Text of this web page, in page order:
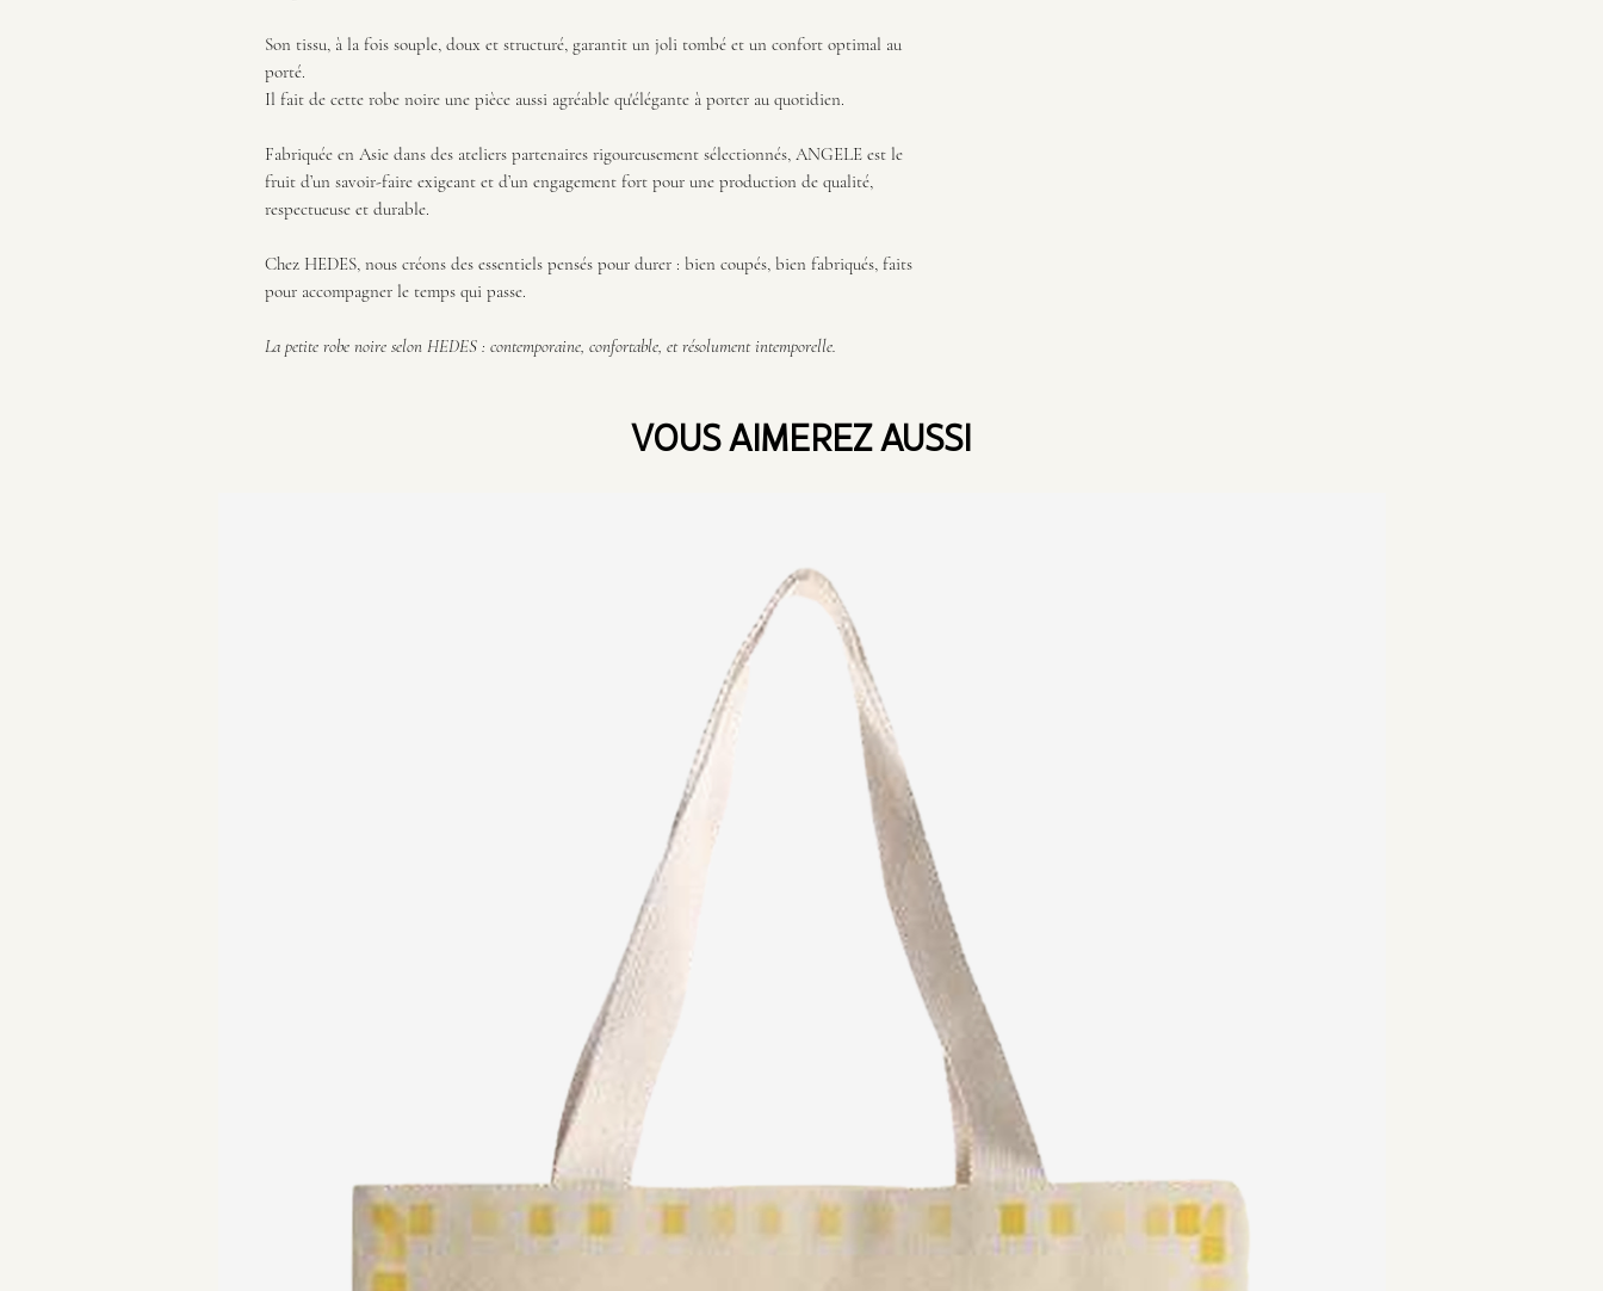
Son tissu, à la fois souple, doux et structuré, garantit un joli tombé et un confort optimal au
porté.
Il fait de cette robe noire une pièce aussi agréable qu'élégante à porter au quotidien.
Fabriquée en Asie dans des ateliers partenaires rigoureusement sélectionnés, ANGELE est le
fruit d’un savoir-faire exigeant et d’un engagement fort pour une production de qualité,
respectueuse et durable.
Chez HEDES, nous créons des essentiels pensés pour durer : bien coupés, bien fabriqués, faits
pour accompagner le temps qui passe.
La petite robe noire selon HEDES : contemporaine, confortable, et résolument intemporelle.
VOUS AIMEREZ AUSSI